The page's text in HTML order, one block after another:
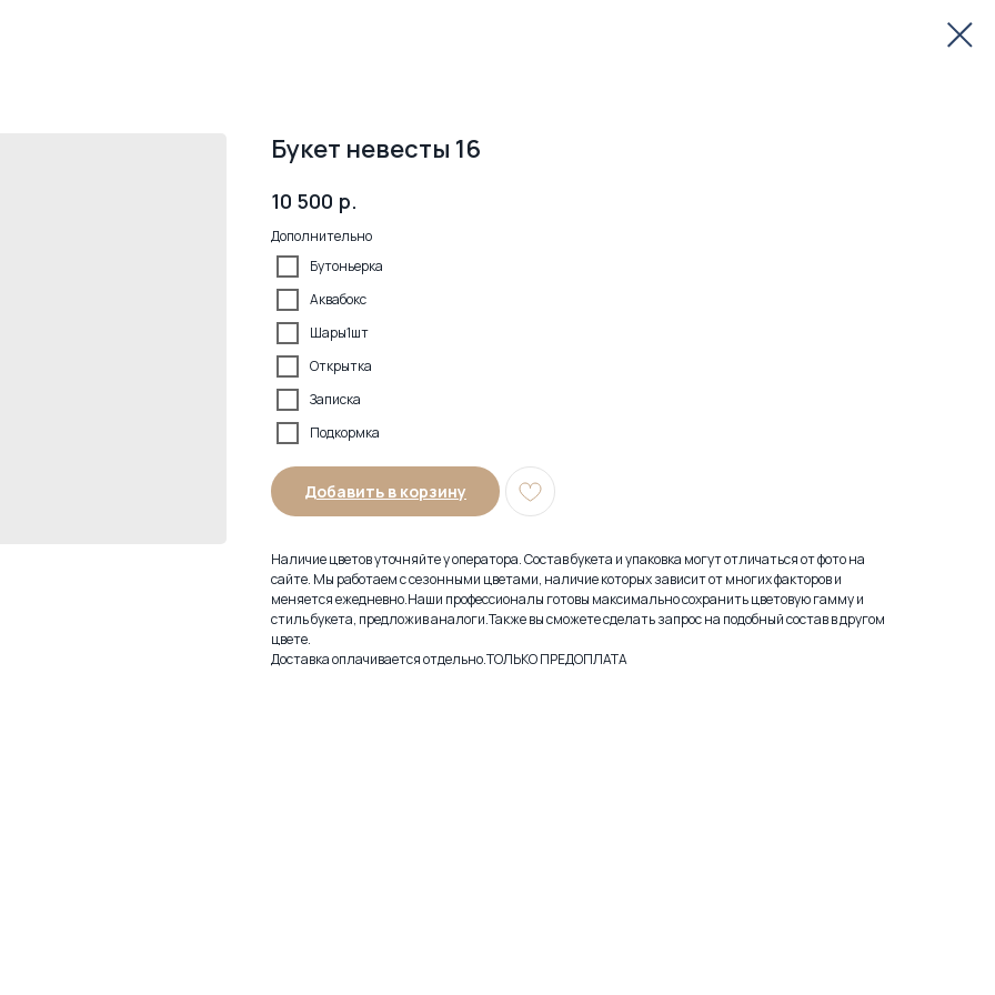
Букет невесты 16
10 500 р.
Дополнительно
Бутоньерка
Аквабокс
Шары1шт
Открытка
Записка
Подкормка
Добавить в корзину
Наличие цветов уточняйте у оператора. Состав букета и упаковка могут отличаться от фото на
сайте. Мы работаем с сезонными цветами, наличие которых зависит от многих факторов и
меняется ежедневно.Наши профессионалы готовы максимально сохранить цветовую гамму и
стиль букета, предложив аналоги.Также вы сможете сделать запрос на подобный состав в другом
цвете.
Доставка оплачивается отдельно.ТОЛЬКО ПРЕДОПЛАТА